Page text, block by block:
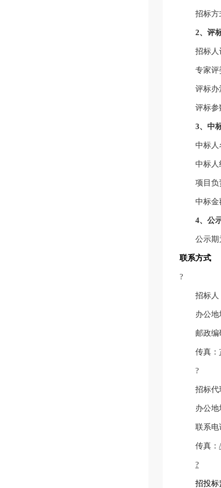
招标方
2、评
招标人
专家评
评标办
评标参
3、中
中标
中标
项目负
中标金
4、公
公示期
联系方式
?
招标人
办公地
邮政编
传真：
?
招标代
办公地
联系电
传真： /
?
招投标